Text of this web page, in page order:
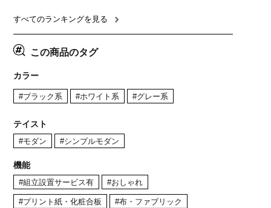
リア風 グレージュ
すべてのランキングを見る
この商品のタグ
カラー
#ブラック系 #ホワイト系 #グレー系
テイスト
#モダン #シンプルモダン
機能
#組立設置サービス有 #おしゃれ
#プリント紙・化粧合板 #布・ファブリック